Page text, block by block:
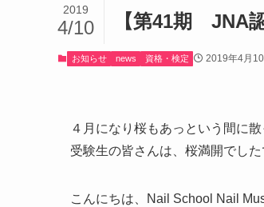
【第41期 JNA
2019
4/10
お知らせ news 資格・検定 2019年4月10
４月になり桜もあっという間に
受験生の皆さんは、桜満開でした
こんにちは、Nail School Nail